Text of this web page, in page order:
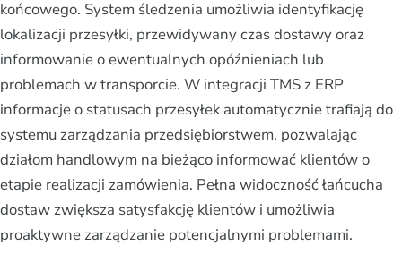
końcowego. System śledzenia umożliwia identyfikację
lokalizacji przesyłki, przewidywany czas dostawy oraz
informowanie o ewentualnych opóźnieniach lub
problemach w transporcie. W integracji TMS z ERP
informacje o statusach przesyłek automatycznie trafiają do
systemu zarządzania przedsiębiorstwem, pozwalając
działom handlowym na bieżąco informować klientów o
etapie realizacji zamówienia. Pełna widoczność łańcucha
dostaw zwiększa satysfakcję klientów i umożliwia
proaktywne zarządzanie potencjalnymi problemami.